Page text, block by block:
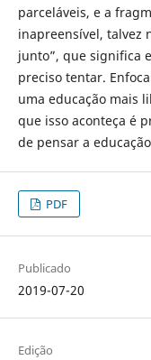
parceláveis, e a
inapreensível, talvez
junto”, que significa
preciso tentar.
uma educação mais
que isso aconteça é
de pensar a
PDF
Publicado
2019-07-20
Edição